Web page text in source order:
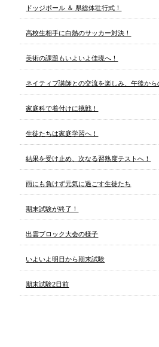
ドッジボール ＆ 県総体壮行式！
高校生相手に白熱のサッカー対決！
美術の課題もいよいよ佳境へ！
ネイティブ講師との交流を楽しみ、午後から
家庭科で着付けに挑戦！
生徒たちは家庭学習へ！
結果を受け止め、次なる習熟度テストへ！
雨にも負けず元気に過ごす生徒たち
期末試験が終了！
出雲ブロック大会の様子
いよいよ明日から期末試験
期末試験2日前